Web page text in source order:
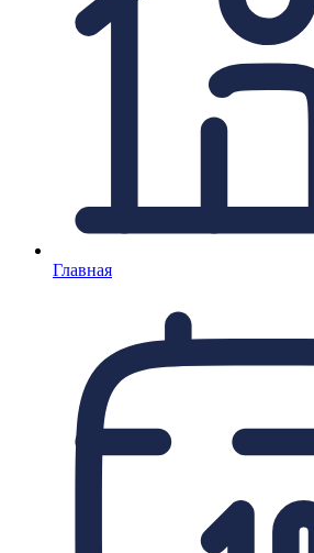
Главная